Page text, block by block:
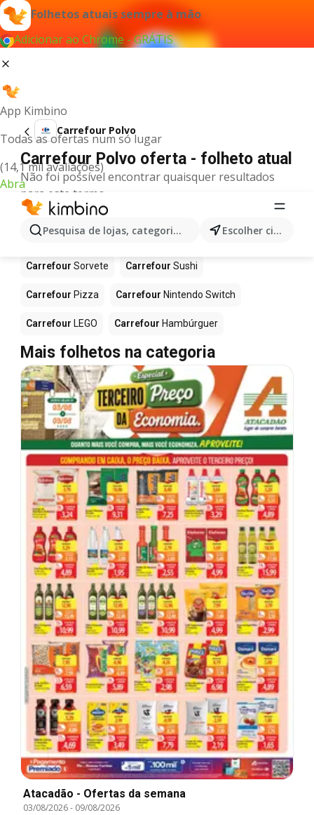
Folhetos atuais sempre à mão
Adicionar ao Chrome - GRÁTIS
App Kimbino
Todas as ofertas num só lugar
(14,1 mil avaliações)
Abra
Pesquisa de lojas, categorias,produtos... Escolher cidade
Carrefour Polvo
Carrefour Polvo oferta - folheto atual
Não foi possível encontrar quaisquer resultados
para este termo.
Mais produtos em Carrefour
CarrefourCafé CarrefourCelulares
Carrefour Sorvete Carrefour Sushi
Carrefour Pizza Carrefour Nintendo Switch
Carrefour LEGO Carrefour Hambúrguer
Mais folhetos na categoria
Atacadão - Ofertas da semana
03/08/2026- 09/08/2026